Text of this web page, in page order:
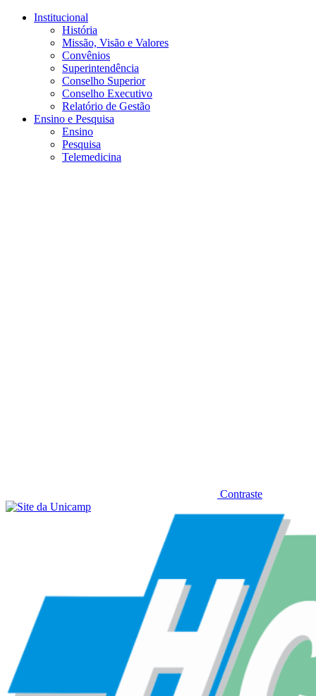
Conteúdo principal
Institucional
História
Missão, Visão e Valores
Convênios
Superintendência
Conselho Superior
Conselho Executivo
Relatório de Gestão
Ensino e Pesquisa
Ensino
Pesquisa
Telemedicina
Contraste